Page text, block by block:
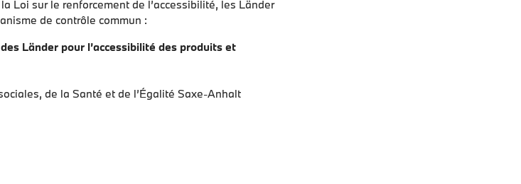
Loi sur le renforcement de l’accessibilité, les Länder
de contrôle commun :
Länder pour l’accessibilité des produits et
de la Santé et de l’Égalité Saxe-Anhalt